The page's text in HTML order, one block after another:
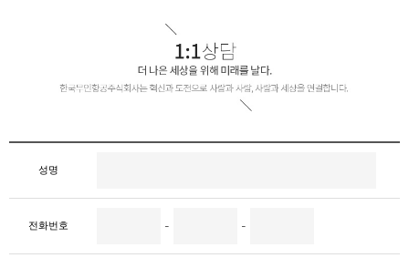
성명
전화번호 - -